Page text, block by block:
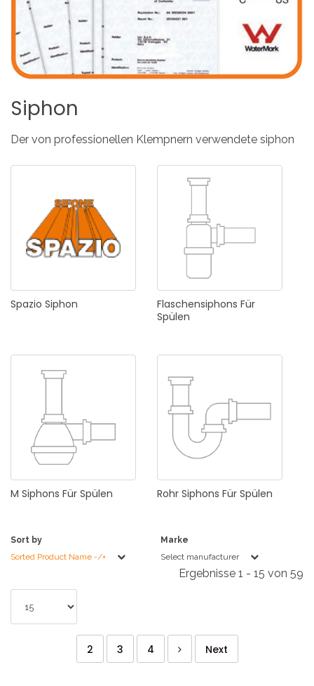
Siphon
Der von professionellen Klempnern verwendete siphon
Spazio Siphon Flaschensiphons Für
Spülen
M Siphons Für Spülen Rohr Siphons Für Spülen
Sort by
Sorted Product Name -/+
Marke
Select manufacturer
Ergebnisse 1 - 15 von 59
2 3 4 Next